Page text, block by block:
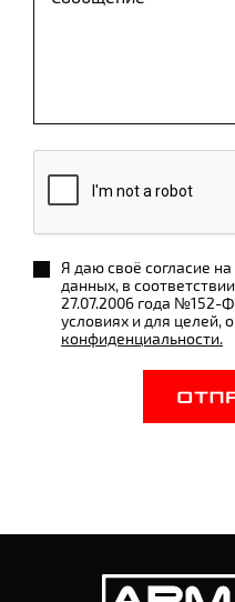
Я даю своё согласие
данных, в
27.07.2006 года №152-
условиях и для целей,
конфиденциальности.